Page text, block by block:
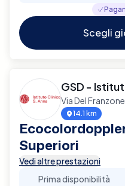
Scegli
GSD -
Via Del
14.1 km
Superiori
Vedi altre prestazioni
Prima disponibilità